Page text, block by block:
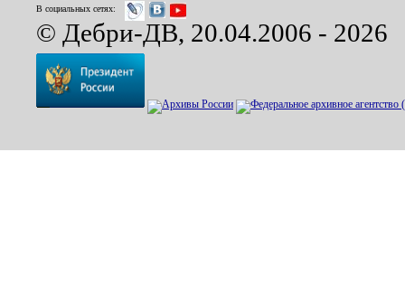
В социальных сетях:
© Дебри-ДВ, 20.04.2006 - 2026